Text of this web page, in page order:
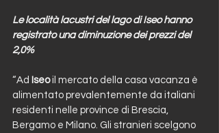
Le località lacustri del lago di Iseo hanno
registrato una diminuzione dei prezzi del
2,0%
“Ad Iseo il mercato della casa vacanza è
alimentato prevalentemente da italiani
residenti nelle province di Brescia,
Bergamo e Milano. Gli stranieri scelgono